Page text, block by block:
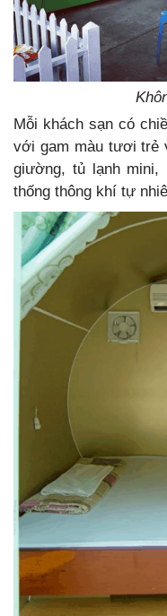
Mỗi khách sạn có
với gam màu tươi trẻ
giường, tủ lạnh mini,
thống thông khí tự